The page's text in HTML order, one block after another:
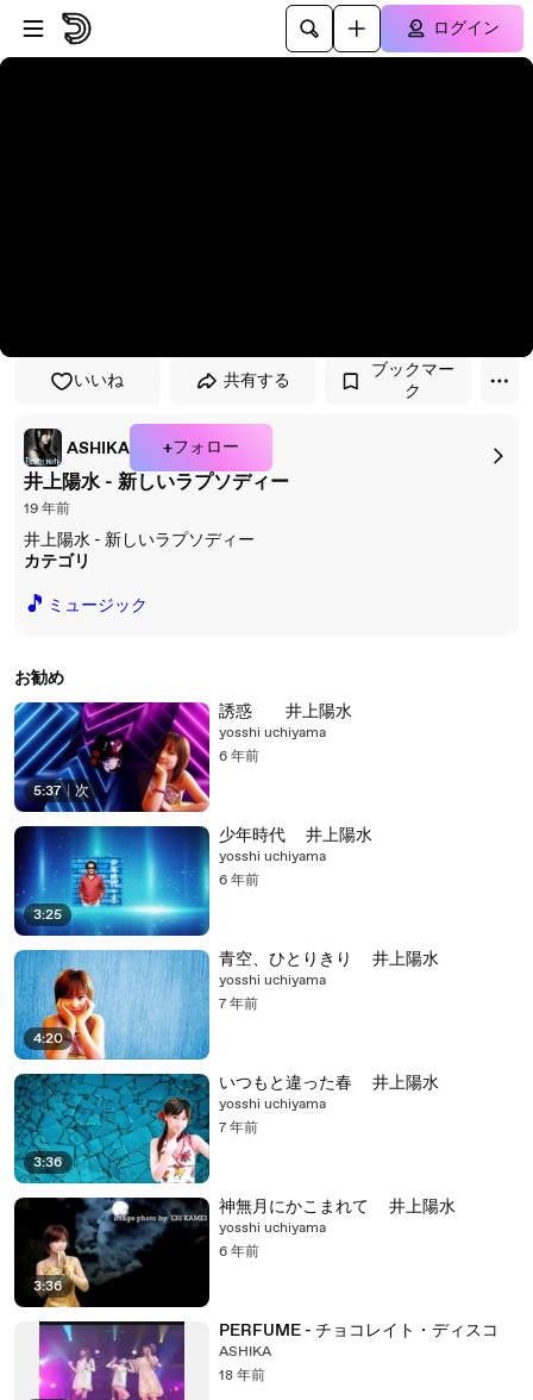
プレイヤーにスキップ
メインコンテンツにスキップ
ログイン
いいね 共有する
ブックマー
ク
ASHIKA +フォロー
井上陽水 - 新しいラプソディー
19 年前
井上陽水 - 新しいラプソディー
カテゴリ
🎵 ミュージック
お勧め
5:37 | 次
誘惑 井上陽水
yosshi uchiyama
6 年前
3:25
少年時代 井上陽水
yosshi uchiyama
6 年前
4:20
青空、ひとりきり 井上陽水
yosshi uchiyama
7 年前
3:36
いつもと違った春 井上陽水
yosshi uchiyama
7 年前
3:36
神無月にかこまれて 井上陽水
yosshi uchiyama
6 年前
PERFUME - チョコレイト・ディスコ
ASHIKA
18 年前